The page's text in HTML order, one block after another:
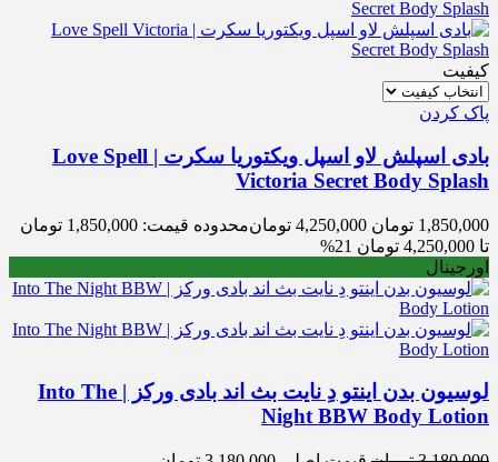
کیفیت
پاک کردن
بادی اسپلش لاو اسپل ویکتوریا سکرت | Love Spell
Victoria Secret Body Splash
1,850,000 تومان 4,250,000 تومان
محدوده قیمت: 1,850,000 تومان
تا 4,250,000 تومان
21%
اورجینال
لوسیون بدن اینتو دِ نایت بث اند بادی ورکز | Into The
Night BBW Body Lotion